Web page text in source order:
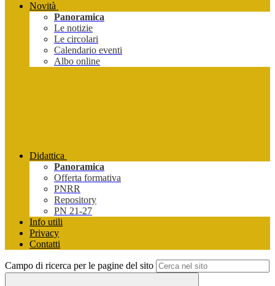
Novità
Panoramica
Le notizie
Le circolari
Calendario eventi
Albo online
Didattica
Panoramica
Offerta formativa
PNRR
Repository
PN 21-27
Info utili
Privacy
Contatti
Campo di ricerca per le pagine del sito